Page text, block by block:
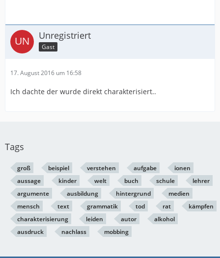
Unregistriert
Gast
17. August 2016 um 16:58
Ich dachte der wurde direkt charakterisiert..
Tags
groß beispiel verstehen aufgabe
ionen
aussage
kinder welt buch schule
lehrer
argumente
ausbildung hintergrund
medien
mensch
text grammatik tod rat
kämpfen
charakterisierung
leiden autor
alkohol
ausdruck
nachlass mobbing